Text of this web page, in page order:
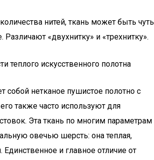
нитей, ткань может быть чуть
«двухнитку» и «трехнитку».
теплого искусственного полотна
собой нетканое пушистое полотно с
также часто используют для
Эта ткань по многим параметрам
овечью шерсть: она теплая,
Единственное и главное отличие от